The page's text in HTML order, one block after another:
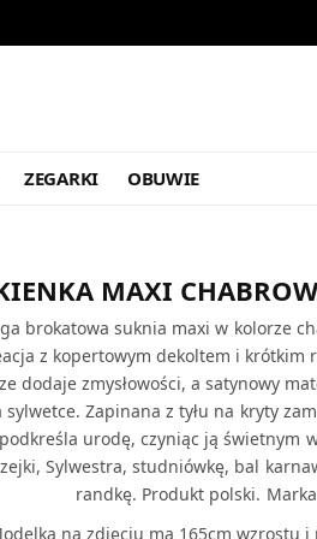
ZEGARKI OBUWIE
MAXI
brokatowa suknia maxi w kolorze
z kopertowym dekoltem i krótkim
dodaje zmysłowości, a satynowy
sylwetce. Zapinana z tyłu na kryty
podkreśla urodę, czyniąc ją świetnym
Sylwestra, studniówkę, bal
randkę. Produkt polski.
na zdjęciu ma 165cm wzrostu i